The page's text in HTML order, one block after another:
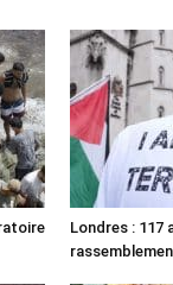
Londres : 117